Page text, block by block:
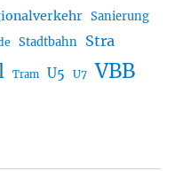
Sanierung
Stadtbahn Stra
Tram U5 U7 VBB